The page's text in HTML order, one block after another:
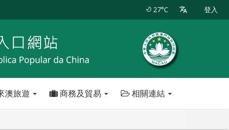
27°C 登入
澳旅遊 商務及貿易 相關連結